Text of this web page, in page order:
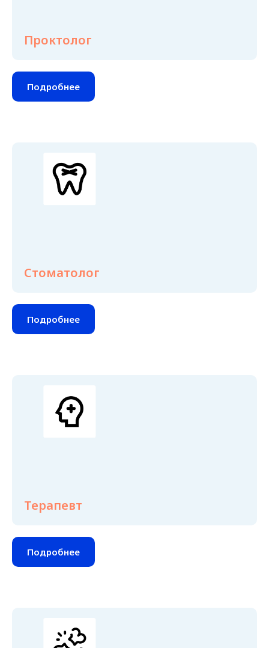
Проктолог
Подробнее
Стоматолог
Подробнее
Терапевт
Подробнее